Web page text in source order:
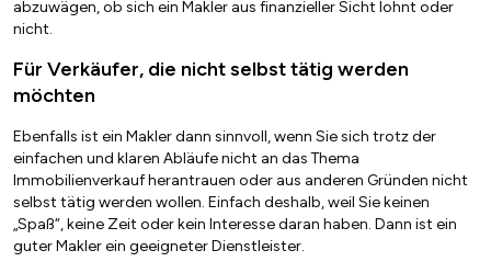
abzuwägen, ob sich ein Makler aus finanzieller Sicht lohnt oder
nicht.
Für Verkäufer, die nicht selbst tätig werden
möchten
Ebenfalls ist ein Makler dann sinnvoll, wenn Sie sich trotz der
einfachen und klaren Abläufe nicht an das Thema
Immobilienverkauf herantrauen oder aus anderen Gründen nicht
selbst tätig werden wollen. Einfach deshalb, weil Sie keinen
„Spaß“, keine Zeit oder kein Interesse daran haben. Dann ist ein
guter Makler ein geeigneter Dienstleister.